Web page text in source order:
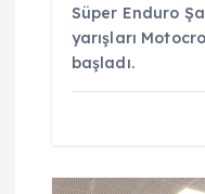
Süper Enduro
yarışları
başladı.